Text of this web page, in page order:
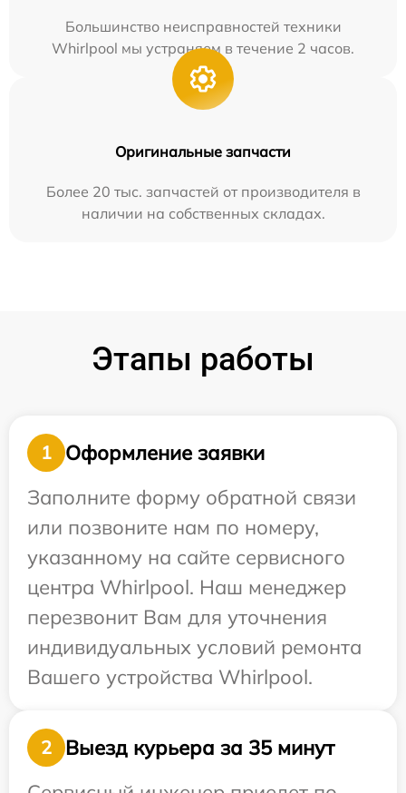
Большинство неисправностей техники
Whirlpool мы устраняем в течение 2 часов.
Оригинальные запчасти
Более 20 тыс. запчастей от производителя в
наличии на собственных складах.
Этапы работы
1
Оформление заявки
Заполните форму обратной связи
или позвоните нам по номеру,
указанному на сайте сервисного
центра Whirlpool. Наш менеджер
перезвонит Вам для уточнения
индивидуальных условий ремонта
Вашего устройства Whirlpool.
2
Выезд курьера за 35 минут